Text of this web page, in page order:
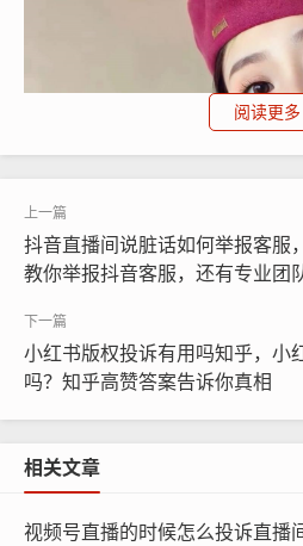
第三步：向监管部门举报
如果视频涉及医疗、金融、食品
造成实际损失（比如有人被骗钱
阅读更多
抖音直播间说脏话如何举报客服
教你举报抖音客服，还有专业团
小红书版权投诉有用吗知乎，小
吗？知乎高赞答案告诉你真相
相关文章